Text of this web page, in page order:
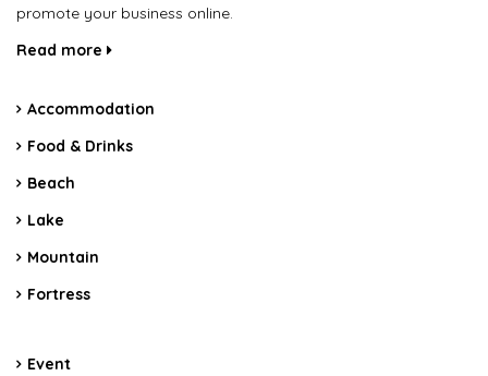
promote your business online.
Read more
Accommodation
Food & Drinks
Beach
Lake
Mountain
Fortress
Event